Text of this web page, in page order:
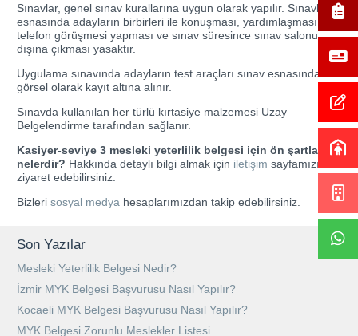
Sınavlar, genel sınav kurallarına uygun olarak yapılır. Sınavlar
esnasında adayların birbirleri ile konuşması, yardımlaşması,
telefon görüşmesi yapması ve sınav süresince sınav salonu
dışına çıkması yasaktır.
Uygulama sınavında adayların test araçları sınav esnasında
görsel olarak kayıt altına alınır.
Sınavda kullanılan her türlü kırtasiye malzemesi Uzay
Belgelendirme tarafından sağlanır.
Kasiyer-seviye 3 mesleki yeterlilik belgesi için ön şartlar
nelerdir? Hakkında detaylı bilgi almak için iletişim sayfamızı
ziyaret edebilirsiniz.
Bizleri sosyal medya hesaplarımızdan takip edebilirsiniz.
Son Yazılar
Mesleki Yeterlilik Belgesi Nedir?
İzmir MYK Belgesi Başvurusu Nasıl Yapılır?
Kocaeli MYK Belgesi Başvurusu Nasıl Yapılır?
MYK Belgesi Zorunlu Meslekler Listesi